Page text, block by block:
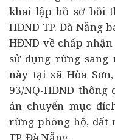
khai lập hồ sơ bồi
HĐND TP. Đà Nẵng
HĐND về chấp
sử dụng rừng sang
này tại xã Hòa
93/NQ-HĐND
án chuyển mục
rừng phòng hộ, đất